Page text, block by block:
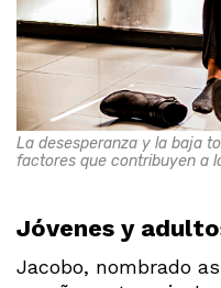
La desesperanza y la baja
factores que contribuyen a
Jóvenes y
Jacobo, nombrado